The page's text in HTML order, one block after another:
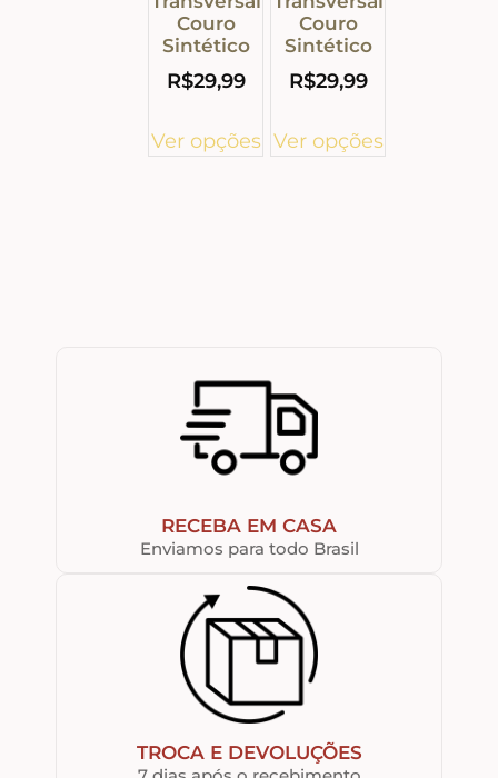
Couro
Sintético
R$29,99
Ver opções
Couro
Sintético
R$29,99
Ver opções
RECEBA EM CASA
Enviamos para todo Brasil
TROCA E DEVOLUÇÕES